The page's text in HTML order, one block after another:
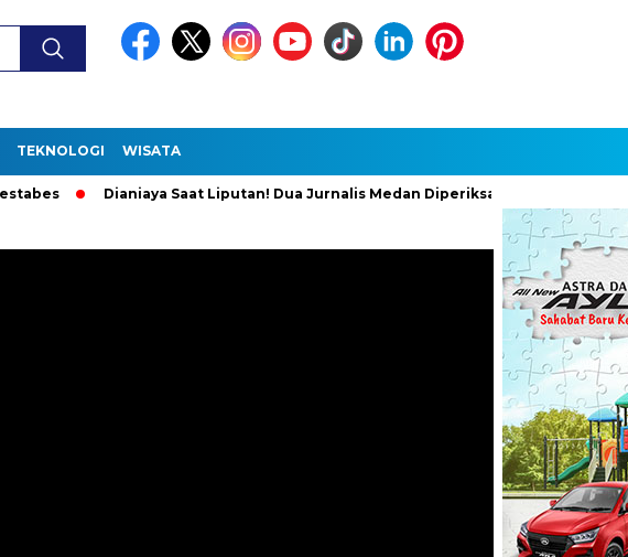
TEKNOLOGI WISATA
Dianiaya Saat Liputan! Dua Jurnalis Medan Diperiksa Polisi, Pelaku Diduga